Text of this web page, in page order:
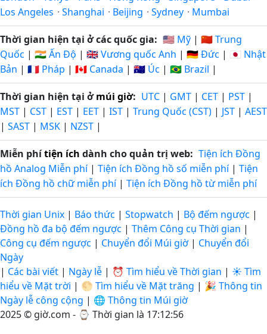
Los Angeles · Shanghai · Beijing · Sydney · Mumbai
Thời gian hiện tại ở các quốc gia: 🇺🇸 Mỹ | 🇨🇳 Trung
Quốc | 🇮🇳 Ấn Độ | 🇬🇧 Vương quốc Anh | 🇩🇪 Đức | 🇯🇵 Nhật
Bản | 🇫🇷 Pháp | 🇨🇦 Canada | 🇦🇺 Úc | 🇧🇷 Brazil |
Thời gian hiện tại ởmúi giờ: UTC | GMT | CET | PST |
MST | CST | EST | EET | IST | Trung Quốc (CST) | JST | AEST
| SAST | MSK | NZST |
Miễn phítiện ích dành cho quản trị web: Tiện ích Đồng
hồ Analog Miễn phí| Tiện ích Đồng hồ số miễn phí| Tiện
ích Đồng hồ chữ miễn phí| Tiện ích Đồng hồ từ miễn phí
Thời gian Unix | Báo thức | Stopwatch | Bộ đếm ngược |
Đồng hồ đa bộ đếm ngược | Thêm Công cụ Thời gian |
Công cụ đếm ngược | Chuyển đổi Múi giờ | Chuyển đổi
Ngày
| Các bài viết | Ngày lễ | ⏰ Tìm hiểu về Thời gian | ☀️ Tìm
hiểu về Mặt trời | 🌕 Tìm hiểu về Mặt trăng | 🎉 Thông tin
Ngày lễ công cộng | 🌐 Thông tin Múi giờ
2025 © giờ.com - ⌚ Thời gian là 17:12:56